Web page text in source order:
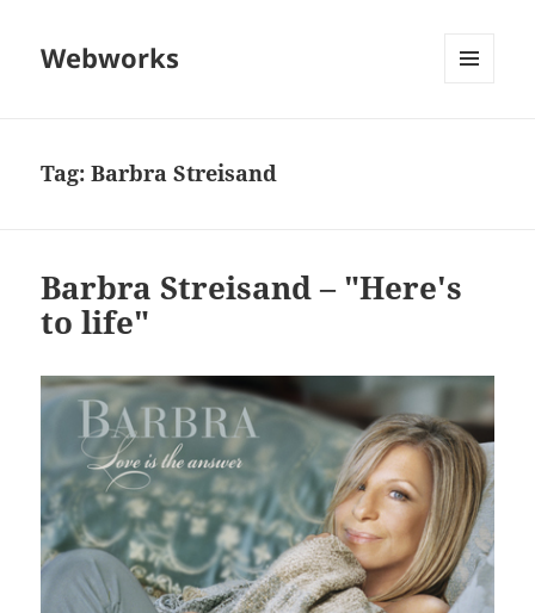
Webworks
Tag:Barbra Streisand
Barbra Streisand – "Here's
to life"